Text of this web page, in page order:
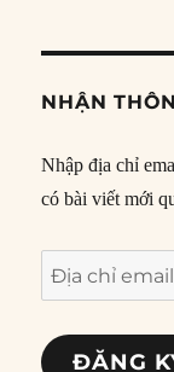
NHẬN
Nhập địa chỉ
có bài viết mới
Địa
chỉ
email
ĐĂNG